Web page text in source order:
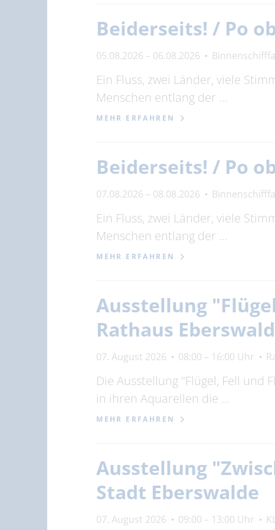
Beiderseits! / Po
05.08.2026 – 06.08.2026
Ein Fluss, zwei Länder, viele
Menschen entlang der …
MEHR ERFAHREN
Beiderseits! / Po
07.08.2026 – 08.08.2026
Ein Fluss, zwei Länder, viele
Menschen entlang der …
MEHR ERFAHREN
Ausstellung
Rathaus
07. August 2026 08:00 – 16:00 Uhr
Die Ausstellung "Flügel, Fell
in ihren Aquarellen die …
MEHR ERFAHREN
Ausstellung
Stadt Eberswalde
07. August 2026 09:00 – 13:00 Uhr